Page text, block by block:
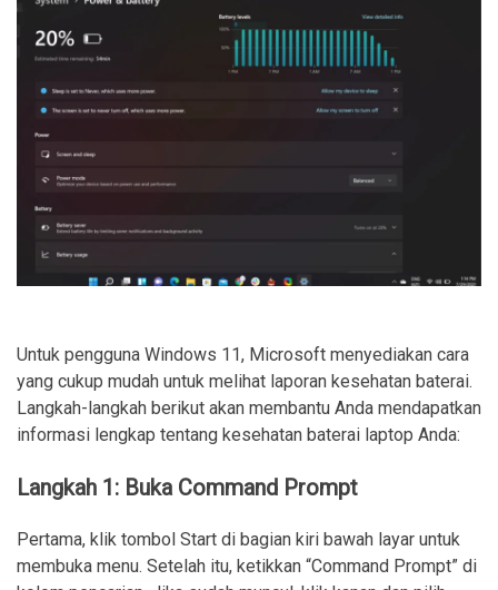
Untuk pengguna Windows 11, Microsoft menyediakan cara
yang cukup mudah untuk melihat laporan kesehatan baterai.
Langkah-langkah berikut akan membantu Anda mendapatkan
informasi lengkap tentang kesehatan baterai laptop Anda:
Langkah 1: Buka Command Prompt
Pertama, klik tombol Start di bagian kiri bawah layar untuk
membuka menu. Setelah itu, ketikkan “Command Prompt” di